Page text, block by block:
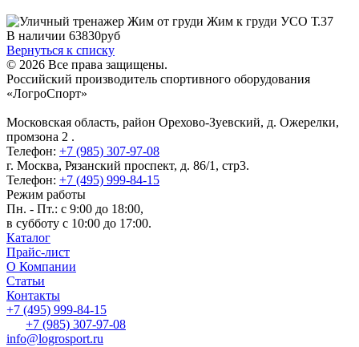
В наличии 63830руб
Вернуться к списку
© 2026 Все права защищены.
Российский производитель спортивного оборудования
«ЛогроСпорт»
Московская область, район Орехово-Зуевский, д. Ожерелки,
промзона 2 .
Телефон: +7 (985) 307-97-08
г. Москва, Рязанский проспект, д. 86/1, стр3.
Телефон: +7 (495) 999-84-15
Режим работы
Пн. - Пт.: с 9:00 до 18:00,
в субботу с 10:00 до 17:00.
Каталог
Прайс-лист
О Компании
Статьи
Контакты
+7 (495) 999-84-15
+7 (985) 307-97-08
info@logrosport.ru